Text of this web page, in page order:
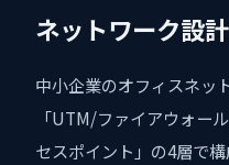
ネットワーク設
中小企業のオフィスネッ
「UTM/ファイアウォー
セスポイント」の4層で